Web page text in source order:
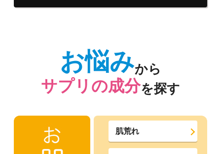
お悩みから
サプリの成分を探す
肌荒れ